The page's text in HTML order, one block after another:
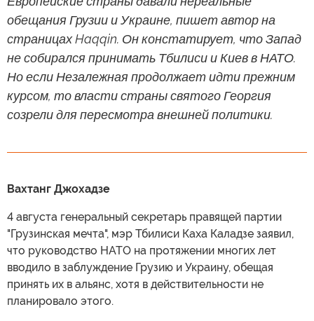
обещания Грузии и Украине, пишет автор на
страницах Haqqin. Он констатирует, что Запад
не собирался принимать Тбилиси и Киев в НАТО.
Но если Незалежная продолжает идти прежним
курсом, то власти страны святого Георгия
созрели для пересмотра внешней политики.
Вахтанг Джохадзе
4 августа генеральный секретарь правящей партии
"Грузинская мечта", мэр Тбилиси Каха Каладзе заявил,
что руководство НАТО на протяжении многих лет
вводило в заблуждение Грузию и Украину, обещая
принять их в альянс, хотя в действительности не
планировало этого.